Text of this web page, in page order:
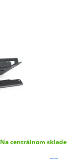
Na centrálnom sklade